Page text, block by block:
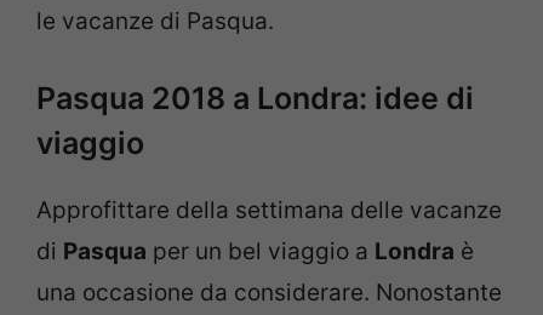
le vacanze di Pasqua.
Pasqua 2018 a Londra: idee di
viaggio
Approfittare della settimana delle vacanze
di Pasqua per un bel viaggio a Londra è
una occasione da considerare. Nonostante